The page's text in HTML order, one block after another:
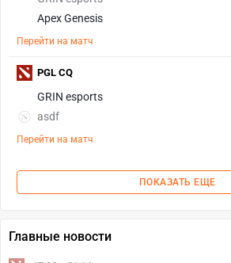
Apex Genesis
Перейти на матч
GRIN esports
asdf
Перейти на матч
PGL CQ
ПОКАЗАТЬ ЕЩЕ
Главные новости